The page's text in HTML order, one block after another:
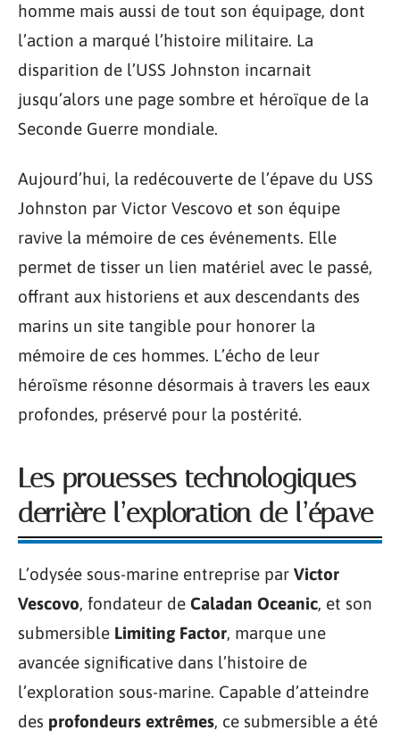
homme mais aussi de tout son équipage, dont
l’action a marqué l’histoire militaire. La
disparition de l’USS Johnston incarnait
jusqu’alors une page sombre et héroïque de la
Seconde Guerre mondiale.
Aujourd’hui, la redécouverte de l’épave du USS
Johnston par Victor Vescovo et son équipe
ravive la mémoire de ces événements. Elle
permet de tisser un lien matériel avec le passé,
offrant aux historiens et aux descendants des
marins un site tangible pour honorer la
mémoire de ces hommes. L’écho de leur
héroïsme résonne désormais à travers les eaux
profondes, préservé pour la postérité.
Les prouesses technologiques
derrière l’exploration de l’épave
L’odysée sous-marine entreprise par Victor
Vescovo, fondateur de Caladan Oceanic, et son
submersible Limiting Factor, marque une
avancée significative dans l’histoire de
l’exploration sous-marine. Capable d’atteindre
des profondeurs extrêmes, ce submersible a été